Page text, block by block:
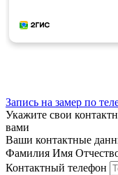
мастеру и компании!
Запись на замер по
Укажите свои
вами
Ваши контактные
Фамилия Имя
Контактный телефон